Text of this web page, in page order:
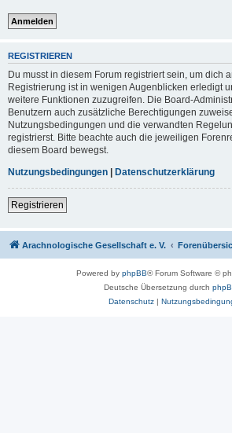
REGISTRIEREN
Du musst in diesem Forum registriert sein, um dich
Registrierung ist in wenigen Augenblicken erledigt
weitere Funktionen zuzugreifen. Die Board-
Benutzern auch zusätzliche Berechtigungen
Nutzungsbedingungen und die verwandten
registrierst. Bitte beachte auch die jeweiligen
diesem Board bewegst.
Nutzungsbedingungen | Datenschutzerklärung
Registrieren
Arachnologische Gesellschaft e. V.
Powered by phpBB® Forum Software ©
Deutsche Übersetzung durch
Datenschutz|